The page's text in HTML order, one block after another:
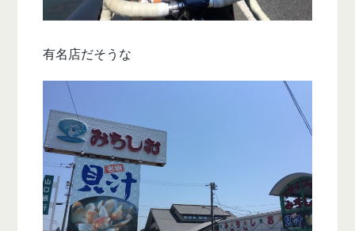
有名店だそうな